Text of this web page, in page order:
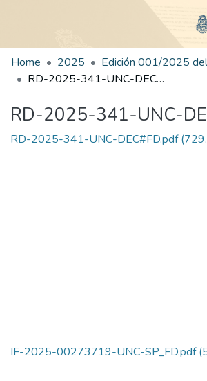
Home 2025
RD-2025-341-UNC-DEC#FD
RD-2025-341-UNC-
RD-2025-341-UNC-DEC#FD.pdf
IF-2025-00273719-UNC-SP_FD.pdf